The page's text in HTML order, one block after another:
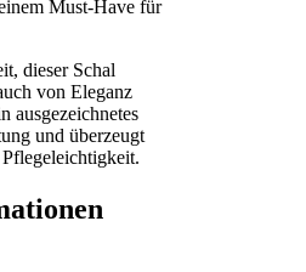
Must-Have für
dieser Schal
von Eleganz
ausgezeichnetes
und überzeugt